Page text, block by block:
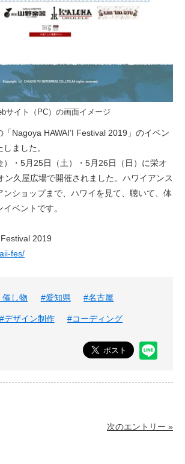
サイト（PC）の画面イメージ
Nagoya HAWAI’I Festival 2019」のイベン
ました。
）・5月25日（土）・5月26日（日）に栄オ
ン久屋広場で開催されました。ハワイアンス
ンショップまで、ハワイを見て、聴いて、体
ベントです。
Festival 2019
fes/
催し物 #愛知県 #名古屋
#デザイン制作 #コーディング
次のエントリー »